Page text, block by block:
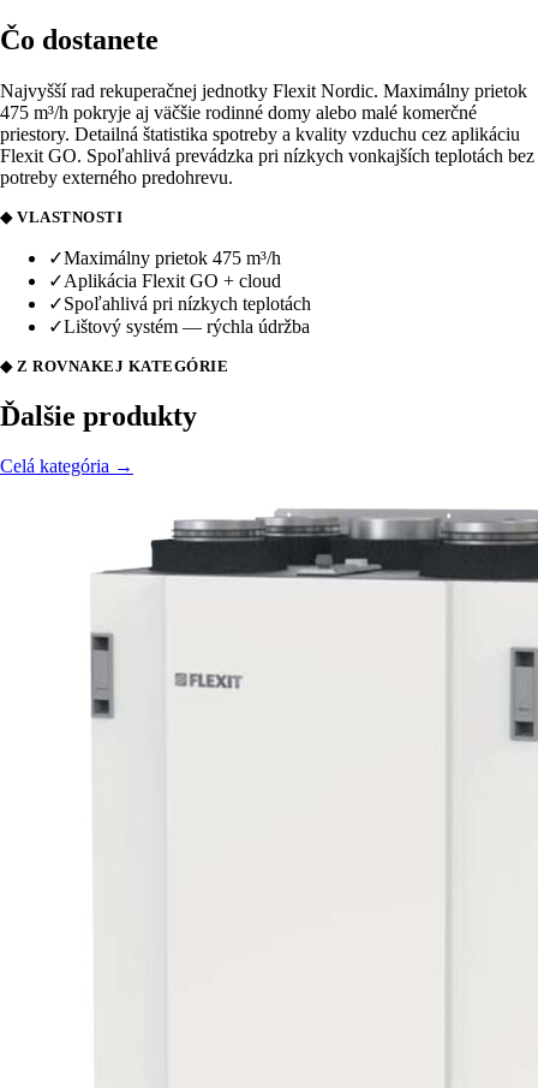
Čo dostanete
Najvyšší rad rekuperačnej jednotky Flexit Nordic. Maximálny prietok
475 m³/h pokryje aj väčšie rodinné domy alebo malé komerčné
priestory. Detailná štatistika spotreby a kvality vzduchu cez aplikáciu
Flexit GO. Spoľahlivá prevádzka pri nízkych vonkajších teplotách bez
potreby externého predohrevu.
◆ VLASTNOSTI
✓Maximálny prietok 475 m³/h
✓Aplikácia Flexit GO + cloud
✓Spoľahlivá pri nízkych teplotách
✓Lištový systém — rýchla údržba
◆ Z ROVNAKEJ KATEGÓRIE
Ďalšie produkty
Celá kategória →